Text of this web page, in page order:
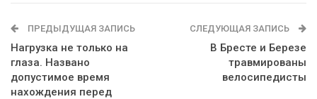
ПРЕДЫДУЩАЯ ЗАПИСЬ
Нагрузка не только на
глаза. Названо
допустимое время
нахождения перед
СЛЕДУЮЩАЯ ЗАПИСЬ
В Бресте и Березе
травмированы
велосипедисты